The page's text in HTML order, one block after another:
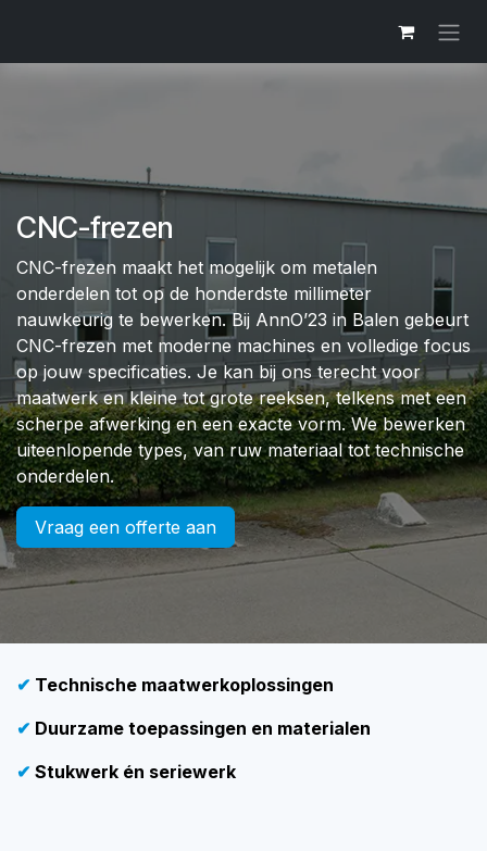
CNC-frezen
CNC-frezen maakt het mogelijk om metalen
onderdelen tot op de honderdste millimeter
nauwkeurig te bewerken. Bij AnnO’23 in Balen gebeurt
CNC-frezen met moderne machines en volledige focus
op jouw specificaties. Je kan bij ons terecht voor
maatwerk en kleine tot grote reeksen, telkens met een
scherpe afwerking en een exacte vorm. We bewerken
uiteenlopende types, van ruw materiaal tot technische
onderdelen.
Vraag een offerte aan
✔ Technische maatwerkoplossingen
✔ Duurzame toepassingen en materialen
✔ Stukwerk én seriewerk